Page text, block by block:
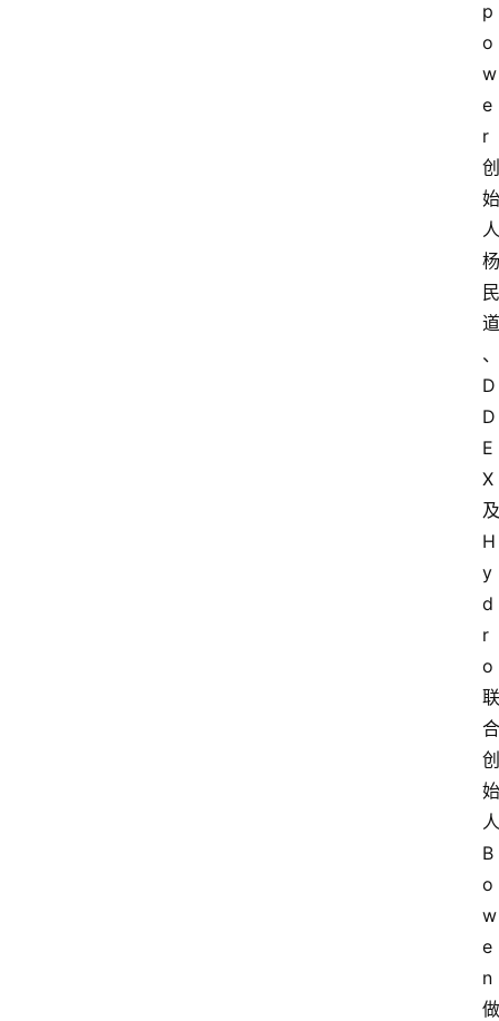
p
o
w
e
r
创
始
人
杨
民
道
、
D
D
E
X
及
H
y
d
r
o
联
合
创
始
人
B
o
w
e
n
做